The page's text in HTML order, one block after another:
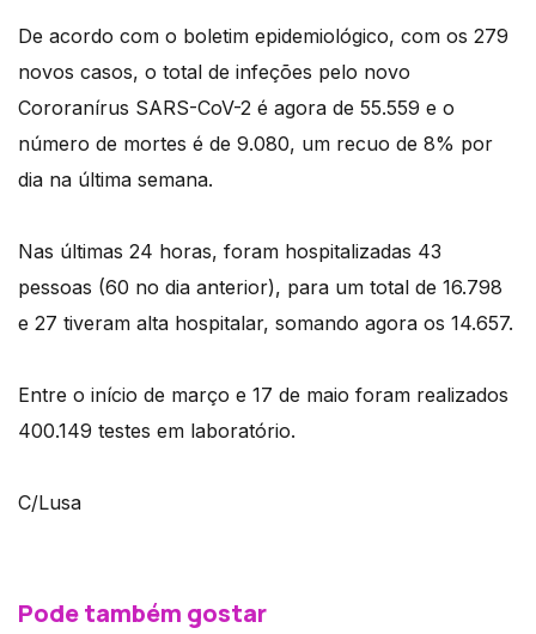
De acordo com o boletim epidemiológico, com os 279
novos casos, o total de infeções pelo novo
Cororanírus SARS-CoV-2 é agora de 55.559 e o
número de mortes é de 9.080, um recuo de 8% por
dia na última semana.
Nas últimas 24 horas, foram hospitalizadas 43
pessoas (60 no dia anterior), para um total de 16.798
e 27 tiveram alta hospitalar, somando agora os 14.657.
Entre o início de março e 17 de maio foram realizados
400.149 testes em laboratório.
C/Lusa
Pode também gostar